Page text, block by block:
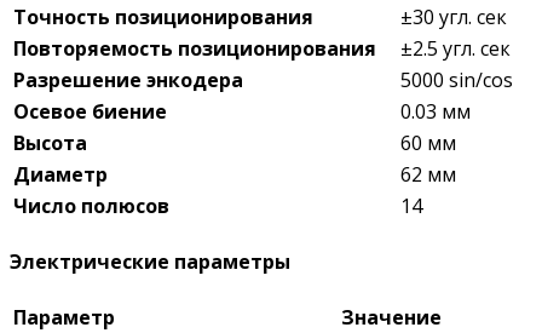
Точность позиционирования
±30 угл. сек
Повторяемость позиционирования
±2.5 угл. сек
Разрешение энкодера
5000 sin/cos
Осевое биение
0.03 мм
Высота
60 мм
Диаметр
62 мм
Число полюсов
14
Электрические параметры
Параметр
Значение